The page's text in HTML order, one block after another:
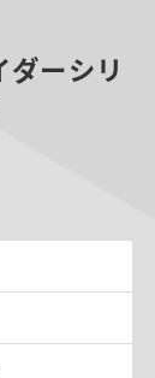
ーシリ